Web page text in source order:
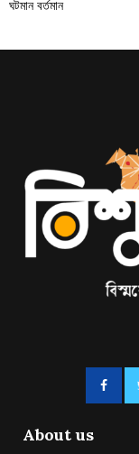
ঘটমান বর্তমান
About us